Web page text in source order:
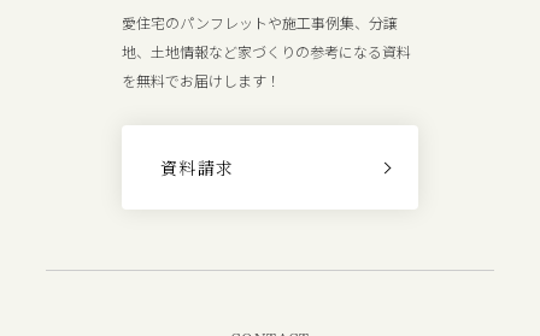
愛住宅のパンフレットや施工事例集、分譲
地、土地情報など家づくりの参考になる資料
を無料でお届けします！
資料請求